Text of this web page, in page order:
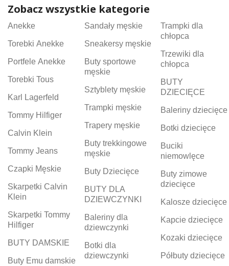
Zobacz wszystkie kategorie
Anekke
Torebki Anekke
Portfele Anekke
Torebki Tous
Karl Lagerfeld
Tommy Hilfiger
Calvin Klein
Tommy Jeans
Czapki Męskie
Skarpetki Calvin
Klein
Skarpetki Tommy
Hilfiger
BUTY DAMSKIE
Buty Emu damskie
Sandały męskie
Sneakersy męskie
Buty sportowe
męskie
Sztyblety męskie
Trampki męskie
Trapery męskie
Buty trekkingowe
męskie
Buty Dziecięce
BUTY DLA
DZIEWCZYNKI
Baleriny dla
dziewczynki
Botki dla
dziewczynki
Trampki dla
chłopca
Trzewiki dla
chłopca
BUTY
DZIECIĘCE
Baleriny dziecięce
Botki dziecięce
Buciki
niemowlęce
Buty zimowe
dziecięce
Kalosze dziecięce
Kapcie dziecięce
Kozaki dziecięce
Półbuty dziecięce